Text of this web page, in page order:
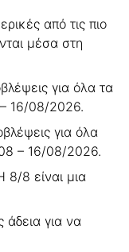
από τις πιο
μέσα στη
για όλα τα
16/08/2026.
για όλα
– 16/08/2026.
8 είναι μια
για να